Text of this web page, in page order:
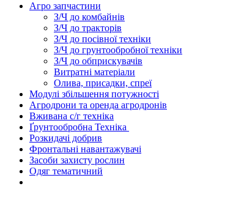
Агро запчастини
З/Ч до комбайнів
З/Ч до тракторів
З/Ч до посівної техніки
З/Ч до грунтообробної техніки
З/Ч до обприскувачів
Витратні матеріали
Олива, присадки, спреї
Модулі збільшення потужності
Агродрони та оренда агродронів
Вживана с/г техніка
Ґрунтообробна Техніка
Розкидачі добрив
Фронтальні навантажувачі
Засоби захисту рослин
Одяг тематичний